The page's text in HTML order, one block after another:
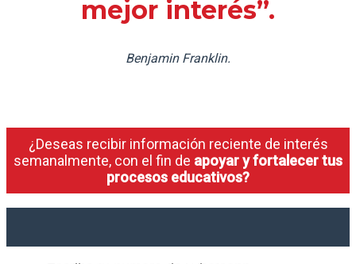
mejor interés”.
Benjamin Franklin.
¿Deseas recibir información reciente de interés
semanalmente, con el fin de apoyar y fortalecer tus
procesos educativos?